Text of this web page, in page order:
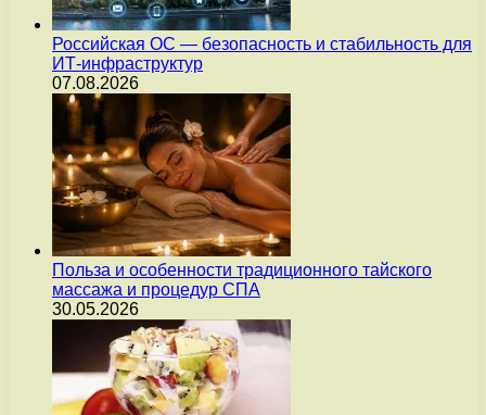
Российская ОС — безопасность и стабильность для
ИТ-инфраструктур
07.08.2026
Польза и особенности традиционного тайского
массажа и процедур СПА
30.05.2026